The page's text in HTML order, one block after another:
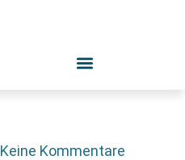
Keine Kommentare